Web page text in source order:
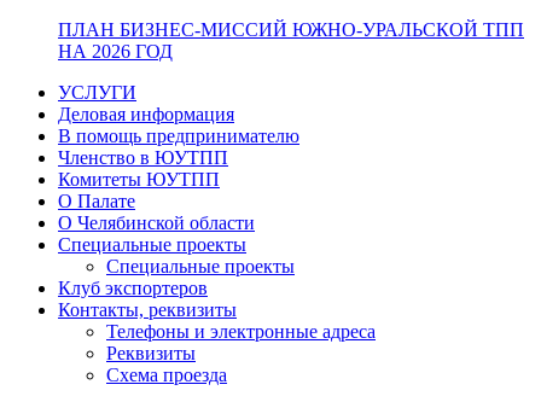
ПЛАН БИЗНЕС-МИССИЙ ЮЖНО-УРАЛЬСКОЙ ТПП
НА 2026 ГОД
УСЛУГИ
Деловая информация
В помощь предпринимателю
Членство в ЮУТПП
Комитеты ЮУТПП
О Палате
О Челябинской области
Специальные проекты
Специальные проекты
Клуб экспортеров
Контакты, реквизиты
Телефоны и электронные адреса
Реквизиты
Схема проезда